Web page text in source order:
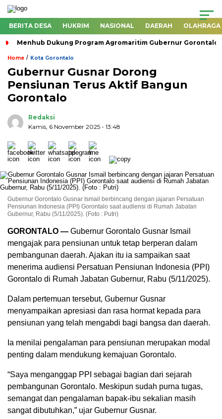
BERITA DESA HUKRIM NASIONAL DAERAH OLAHRAGA
Menhub Dukung Program Agromaritim Gubernur
Home / Kota Gorontalo
Gubernur Gusnar Dorong
Pensiunan Terus Aktif Bangun
Gorontalo
Redaksi
Kamis, 6 November 2025 - 13:48
Gubernur Gorontalo Gusnar Ismail berbincang dengan jajaran Persatuan
Pensiunan Indonesia (PPI) Gorontalo saat audiensi di Rumah Jabatan
Gubernur, Rabu (5/11/2025). (Foto : Putri)
GORONTALO — Gubernur Gorontalo Gusnar Ismail
mengajak para pensiunan untuk tetap berperan dalam
pembangunan daerah. Ajakan itu ia sampaikan saat
menerima audiensi Persatuan Pensiunan Indonesia (PPI)
Gorontalo di Rumah Jabatan Gubernur, Rabu (5/11/2025).
Dalam pertemuan tersebut, Gubernur Gusnar
menyampaikan apresiasi dan rasa hormat kepada para
pensiunan yang telah mengabdi bagi bangsa dan daerah.
Ia menilai pengalaman para pensiunan merupakan modal
penting dalam mendukung kemajuan Gorontalo.
“Saya menganggap PPI sebagai bagian dari sejarah
pembangunan Gorontalo. Meskipun sudah purna tugas,
semangat dan pengalaman bapak-ibu sekalian masih
sangat dibutuhkan,” ujar Gubernur Gusnar.